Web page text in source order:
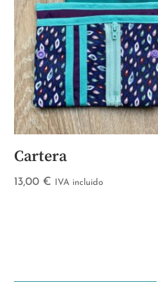
Cartera
13,00 € IVA incluido